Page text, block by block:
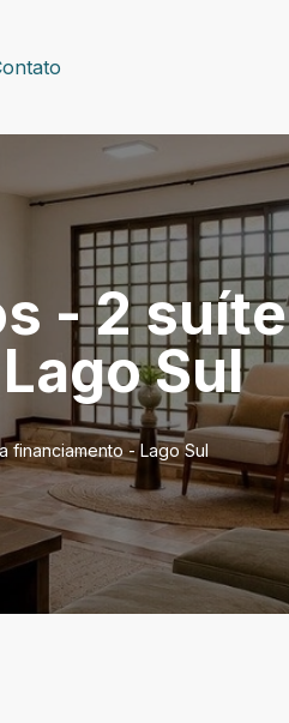
- 2
Sul
financiamento - Lago Sul